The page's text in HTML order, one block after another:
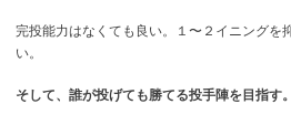
完投能力はなくても良い。１〜２イニングを
い。
そして、誰が投げても勝てる投手陣を目指す。